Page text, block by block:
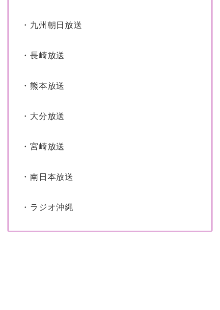
・九州朝日放送
・長崎放送
・熊本放送
・大分放送
・宮崎放送
・南日本放送
・ラジオ沖縄